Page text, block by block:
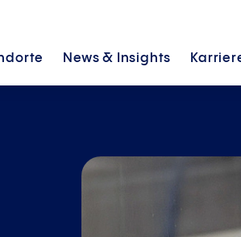
News & Insights